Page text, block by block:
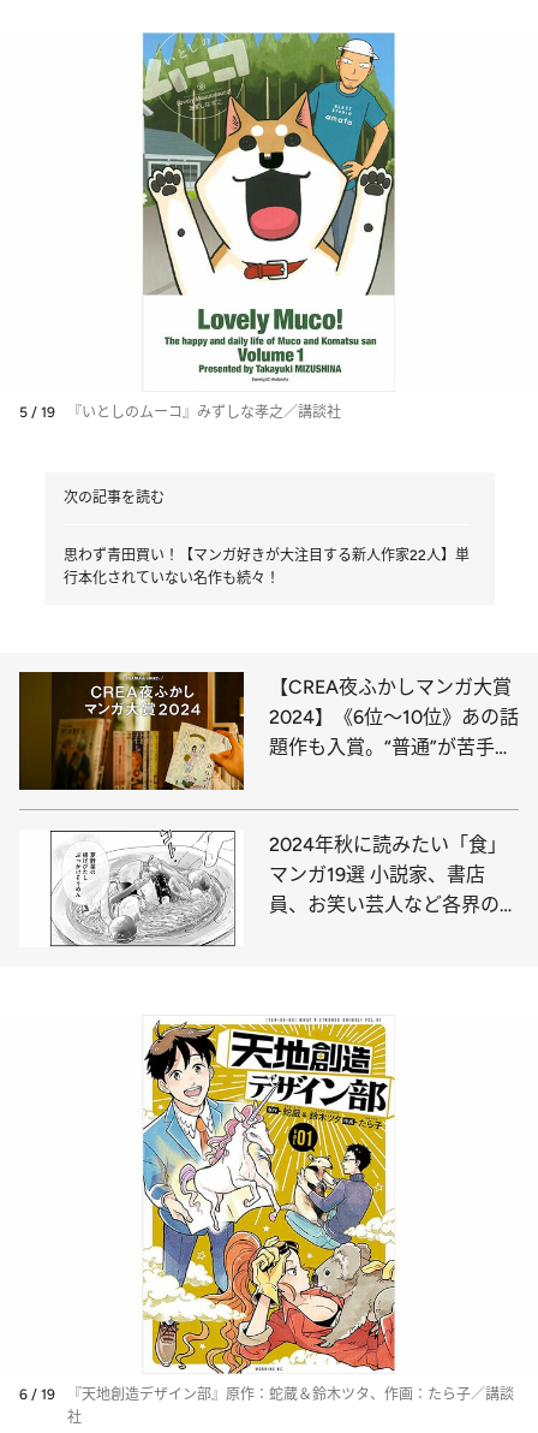
5 / 19 『いとしのムーコ』みずしな孝之／講談社
次の記事を読む
思わず青田買い！【マンガ好きが大注目する新人作家22人】単
行本化されていない名作も続々！
【CREA夜ふかしマンガ大賞
2024】《6位～10位》あの話
題作も入賞。“普通”が苦手な
2024年秋に読みたい「食」
マンガ19選 小説家、書店
員、お笑い芸人など各界のマ
6 / 19
『天地創造デザイン部』原作：蛇蔵＆鈴木ツタ、作画：たら子／講談
社